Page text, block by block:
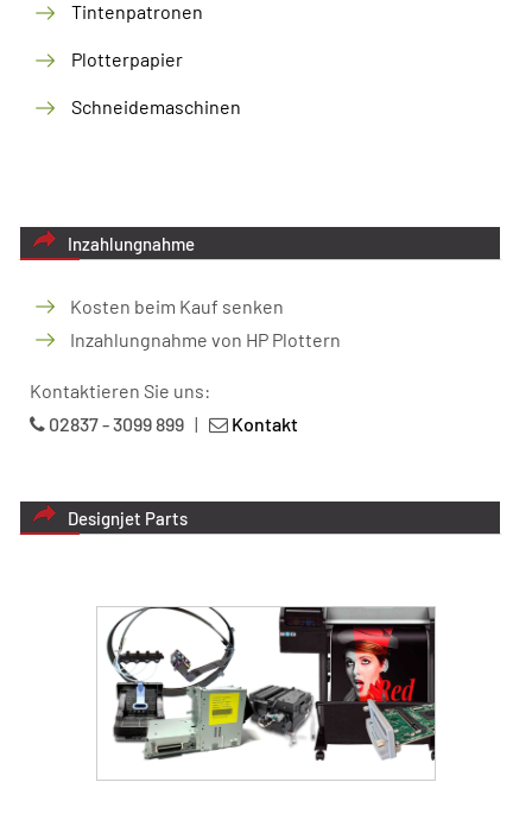
Tintenpatronen
Plotterpapier
Schneidemaschinen
Inzahlungnahme
Kosten beim Kauf senken
Inzahlungnahme von HP Plottern
Kontaktieren Sie uns:
02837 - 3099 899 | Kontakt
Designjet Parts